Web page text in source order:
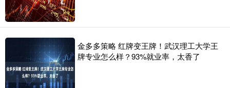
金多多策略 红牌变王牌！武汉理工大学王
牌专业怎么样？93%就业率，太香了